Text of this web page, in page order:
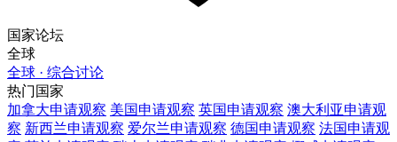
国家论坛
全球
全球 · 综合讨论
热门国家
加拿大申请观察 美国申请观察 英国申请观察 澳大利亚申请观
察 新西兰申请观察 爱尔兰申请观察 德国申请观察 法国申请观